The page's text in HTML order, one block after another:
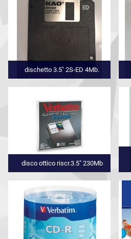
dischetto 3.5" 2S-ED 4Mb.
disco ottico riscr.3.5" 230Mb